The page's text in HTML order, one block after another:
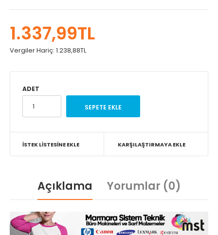
1.337,99TL
Vergiler Hariç: 1.238,88TL
ADET
İSTEK LISTESINE EKLE KARŞILAŞTIRMAYA EKLE
Açıklama Yorumlar (0)